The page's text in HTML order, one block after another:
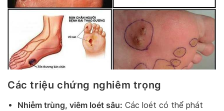
Các triệu chứng nghiêm trọng
Nhiễm trùng, viêm loét sâu: Các loét có thể phát